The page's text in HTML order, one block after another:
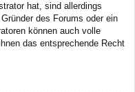
hat, sind allerdings
des Forums oder ein
können auch volle
das entsprechende Recht